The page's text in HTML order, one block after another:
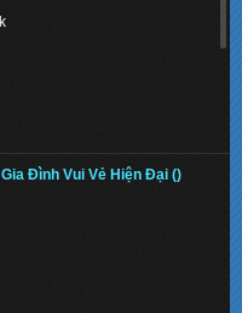
Đình Vui Vẻ Hiện Đại ()